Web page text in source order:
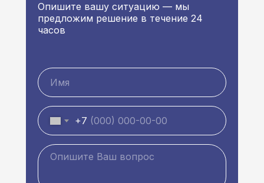
Опишите вашу ситуацию — мы
предложим решение в течение 24
часов
+7